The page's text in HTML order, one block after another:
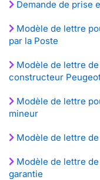
Demande de prise
Modèle de lettre
par la Poste
Modèle de lettre
constructeur
Modèle de lettre
mineur
Modèle de lettre
Modèle de lettre
garantie